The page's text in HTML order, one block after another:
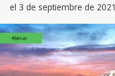
el 3 de septiembre de 2021